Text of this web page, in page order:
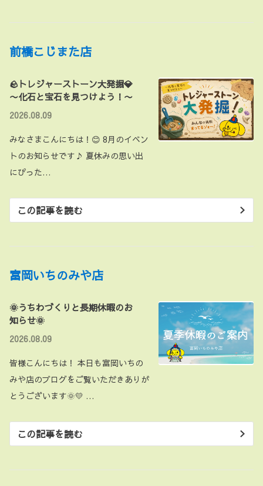
前橋こじまた店
🪨トレジャーストーン大発掘💎
〜化石と宝石を見つけよう！〜
2026.08.09
みなさまこんにちは！😊 8月のイベン
トのお知らせです♪ 夏休みの思い出
にぴった…
この記事を読む
富岡いちのみや店
🌞うちわづくりと長期休暇のお
知らせ🌞
2026.08.09
皆様こんにちは！ 本日も富岡いちの
みや店のブログをご覧いただきありが
とうございます🌞💛 …
この記事を読む